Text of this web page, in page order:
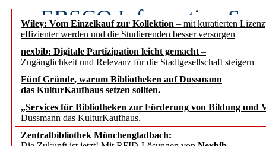
Wiley: Vom Einzelkauf zur Kollektion – mit kuratierten
effizienter werden und die Studierenden besser versorgen
nexbib: Digitale Partizipation leicht gemacht –
Zugänglichkeit und Relevanz für die Stadtgesellschaft steigern
Fünf Gründe, warum Bibliotheken auf Dussmann
das KulturKaufhaus setzen sollten.
„Services für Bibliotheken zur Förderung von Bildung und
Dussmann das KulturKaufhaus.
Zentralbibliothek Mönchengladbach:
EBSCO Information
Recherchefunktionen in
Sorbisches Institut neu
Geschichte und
Künstliche Intelligenz